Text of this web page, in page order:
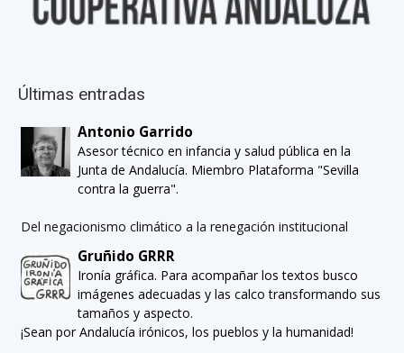
Últimas entradas
Antonio Garrido
Asesor técnico en infancia y salud pública en la
Junta de Andalucía. Miembro Plataforma "Sevilla
contra la guerra".
Del negacionismo climático a la renegación institucional
Gruñido GRRR
Ironía gráfica. Para acompañar los textos busco
imágenes adecuadas y las calco transformando sus
tamaños y aspecto.
¡Sean por Andalucía irónicos, los pueblos y la humanidad!